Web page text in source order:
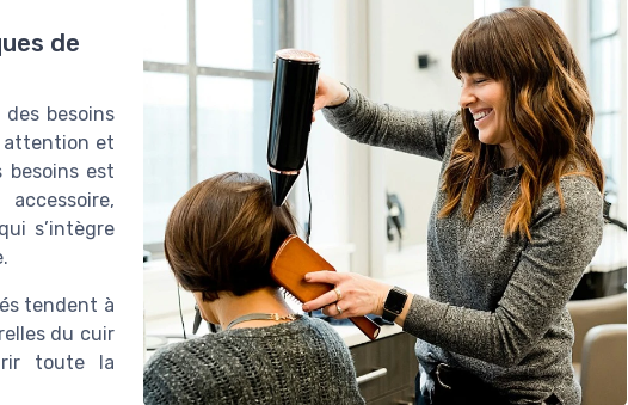
de
besoins
attention et
besoins est
s’intègre
tendent à
du cuir
toute la